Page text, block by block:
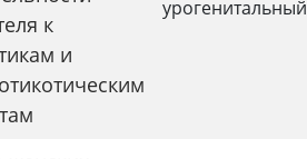
к
и
урогенитальный